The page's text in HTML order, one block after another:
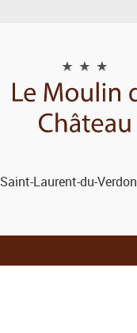
Saint-Laurent-du-Verdon